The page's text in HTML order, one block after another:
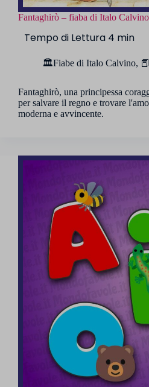
Fantaghirò – fiaba di Italo Calvino
🏛️Fiabe di Italo Calvino,
Fantaghirò, una principessa
per salvare il regno e trovare
moderna e avvincente.